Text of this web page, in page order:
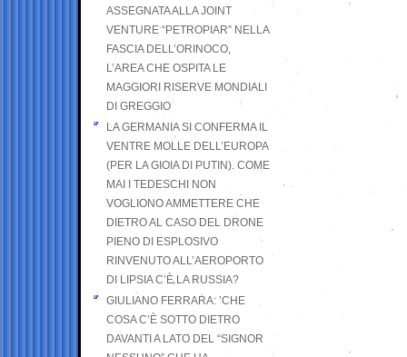
ASSEGNATA ALLA JOINT
VENTURE “PETROPIAR” NELLA
FASCIA DELL’ORINOCO,
L’AREA CHE OSPITA LE
MAGGIORI RISERVE MONDIALI
DI GREGGIO
LA GERMANIA SI CONFERMA IL
VENTRE MOLLE DELL’EUROPA
(PER LA GIOIA DI PUTIN). COME
MAI I TEDESCHI NON
VOGLIONO AMMETTERE CHE
DIETRO AL CASO DEL DRONE
PIENO DI ESPLOSIVO
RINVENUTO ALL’AEROPORTO
DI LIPSIA C’È LA RUSSIA?
GIULIANO FERRARA: ’CHE
COSA C’È SOTTO DIETRO
DAVANTI A LATO DEL “SIGNOR